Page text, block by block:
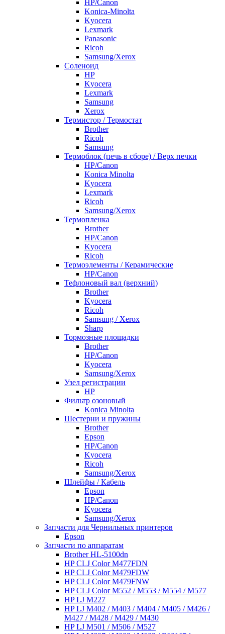
HP/Canon
Konica-Minolta
Kyocera
Lexmark
Panasonic
Ricoh
Samsung/Xerox
Соленоид
HP
Kyocera
Lexmark
Samsung
Xerox
Термистор / Термостат
Brother
Ricoh
Samsung
Термоблок (печь в сборе) / Верх печки
HP/Canon
Konica Minolta
Kyocera
Lexmark
Ricoh
Samsung/Xerox
Термопленка
Brother
HP/Canon
Kyocera
Ricoh
Термоэлементы / Керамические
HP/Canon
Тефлоновый вал (верхний)
Brother
Kyocera
Ricoh
Samsung / Xerox
Sharp
Тормозные площадки
Brother
HP/Canon
Kyocera
Samsung/Xerox
Узел регистрации
HP
Фильтр озоновый
Konica Minolta
Шестерни и пружины
Brother
Epson
HP/Canon
Kyocera
Ricoh
Samsung/Xerox
Шлейфы / Кабель
Epson
HP/Canon
Kyocera
Samsung/Xerox
Запчасти для Чернильных принтеров
Epson
Запчасти по аппаратам
Brother HL-5100dn
HP CLJ Color M477FDN
HP CLJ Color M479FDW
HP CLJ Color M479FNW
HP CLJ Color M552 / M553 / M554 / M577
HP LJ M227
HP LJ M402 / M403 / M404 / M405 / M426 /
M427 / M428 / M429 / M430
HP LJ M501 / M506 / M527